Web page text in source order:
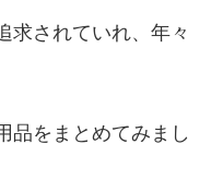
求されていれ、年々
品をまとめてみまし